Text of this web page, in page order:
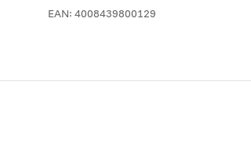
EAN: 4008439800129